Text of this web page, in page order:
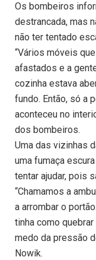
Os bombeiros
destrancada, mas
não ter tentado
“Vários móveis
afastados e a
cozinha estava
fundo. Então, só a
aconteceu no
dos bombeiros.
Uma das vizinhas
uma fumaça
tentar ajudar, pois
“Chamamos a
a arrombar o
tinha como
medo da pressão
Nowik.